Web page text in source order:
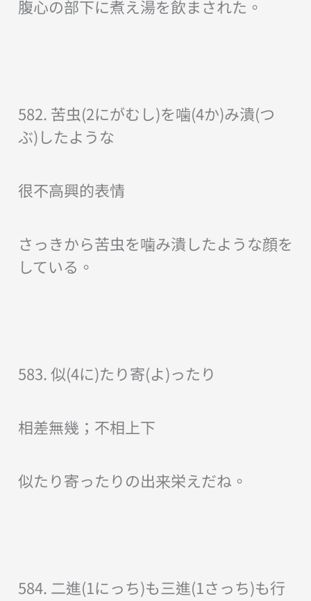
腹心の部下に煮え湯を飲まされた。
582. 苦虫(2にがむし)を噛(4か)み潰(つ
ぶ)したような
很不高興的表情
さっきから苦虫を噛み潰したような顔を
している。
583. 似(4に)たり寄(よ)ったり
相差無幾；不相上下
似たり寄ったりの出来栄えだね。
584. 二進(1にっち)も三進(1さっち)も行